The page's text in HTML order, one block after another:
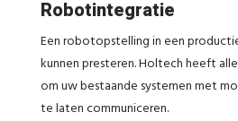
Robotintegratie
Een robotopstelling in een
kunnen presteren. Holtech heeft
om uw bestaande systemen met
te laten communiceren.